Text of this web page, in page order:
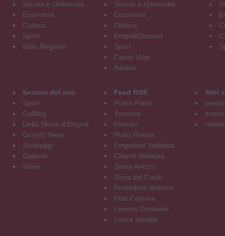
Scuola e Università
Economia
Cultura
Sport
dalla Regione
Scuola e Università
Economia
Cultura
EmpoliChannel
Sport
Calcio Uisp
Basket
Sezioni del sito
Sport
GoBlog
Della Storia d'Empoli
Go(od) News
Sondaggi
Gallerie
Video
Feed RSS
Primo Piano
Toscana
Firenze
Prato Pistoia
Empolese Valdelsa
Chianti Valdelsa
Siena Arezzo
Zona del Cuoio
Pontedera Volterra
Pisa Cascina
Livorno Grosseto
Lucca Versilia
Altri